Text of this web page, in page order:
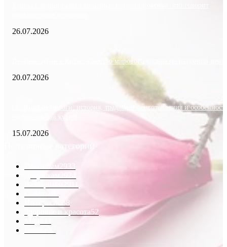
26.07.2026
Лечение зубов в Китае: качество мирового уровня по разумной цене
20.07.2026
Осетинские пироги: история, традиции приготовления и
15.07.2026
Популярные категории
Пожилым
58
Здоровье и красота52